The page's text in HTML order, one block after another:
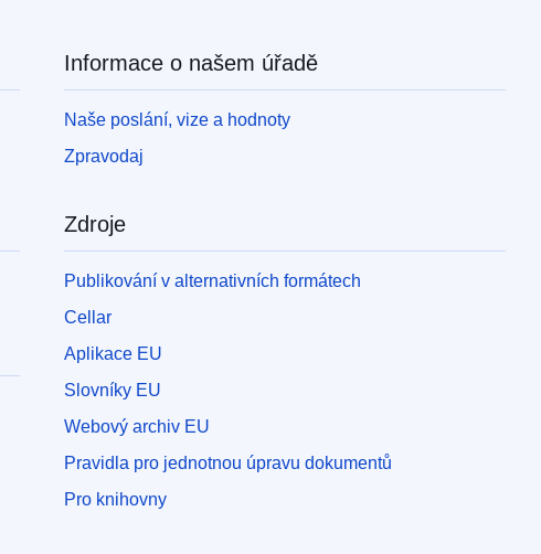
Informace o našem úřadě
Naše poslání, vize a hodnoty
Zpravodaj
Zdroje
Publikování v alternativních formátech
Cellar
Aplikace EU
Slovníky EU
Webový archiv EU
Pravidla pro jednotnou úpravu dokumentů
Pro knihovny